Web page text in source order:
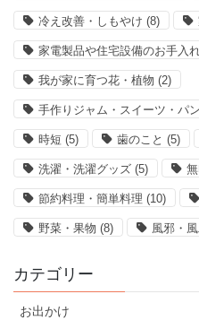
冷え改善・しもやけ (8)
家電製品や住宅設備のお手入
我が家に育つ花・植物 (2)
手作りジャム・スイーツ・パン
時短 (5) 歯のこと (5)
洗濯・洗濯グッズ (5)
節約料理・簡単料理 (10)
野菜・果物 (8) 風邪・
カテゴリー
お出かけ